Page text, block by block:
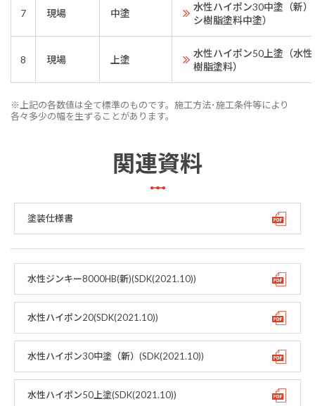
7 現場 中塗
水性ハイポン30中塗（新
シ樹脂塗料中塗）
8 現場 上塗
水性ハイポン50上塗（水
樹脂塗料）
※上記の各数値は全て標準のものです。施工方法･施工条件等により
各々多少の幅を生ずることがあります。
関連資料
塗装仕様書
水性ジンキー8000HB(新)(SDK(2021.10))
水性ハイポン20(SDK(2021.10))
水性ハイポン30中塗（新）(SDK(2021.10))
水性ハイポン50上塗(SDK(2021.10))